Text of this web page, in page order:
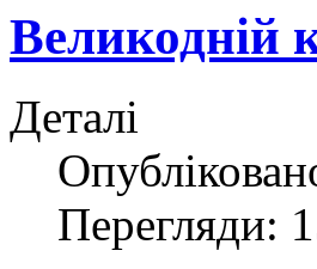
Великодній
Деталі
Перегляди: